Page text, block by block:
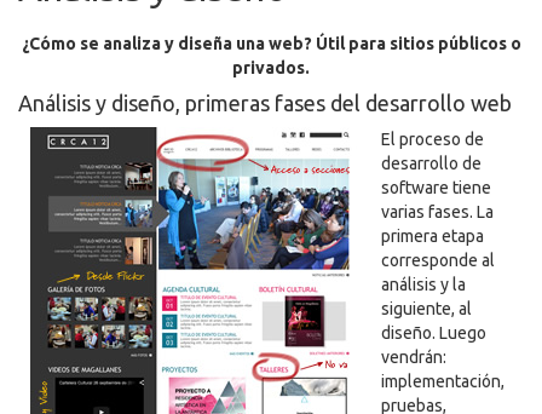
¿Cómo se analiza y diseña una web? Útil para sitios públicos o
privados.
Análisis y diseño, primeras fases del desarrollo web
El proceso de
desarrollo de
software tiene
varias fases. La
primera etapa
corresponde al
análisis y la
siguiente, al
diseño. Luego
vendrán:
implementación,
pruebas,